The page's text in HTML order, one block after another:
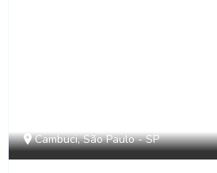
Cambuci, São Paulo - SP